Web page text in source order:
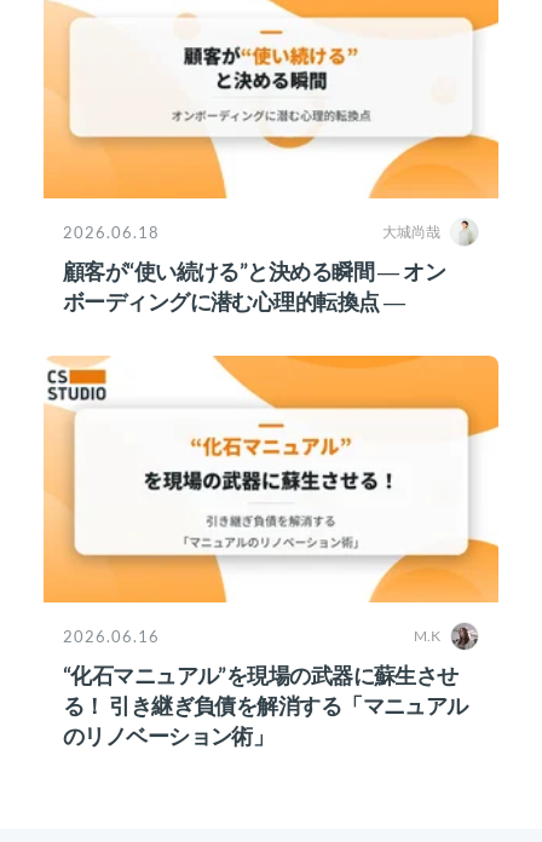
2026.06.18 大城尚哉
顧客が“使い続ける”と決める瞬間 ― オン
ボーディングに潜む心理的転換点 ―
2026.06.16 M.K
“化石マニュアル”を現場の武器に蘇生させ
る！ 引き継ぎ負債を解消する「マニュアル
のリノベーション術」